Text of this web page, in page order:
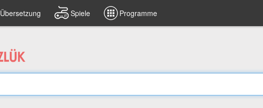
Übersetzung Spiele Programme